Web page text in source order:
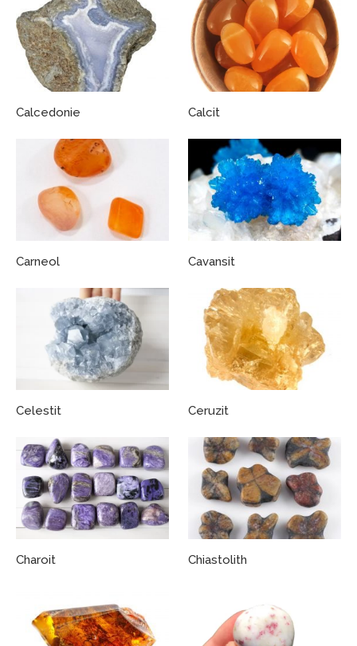
Calcedonie Calcit
Carneol Cavansit
Celestit Ceruzit
Charoit Chiastolith